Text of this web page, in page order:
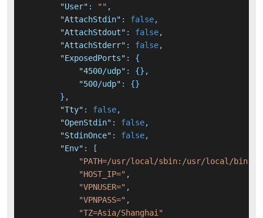
"User" : "" ,
"AttachStdin" : false,
"AttachStdout" : false,
"AttachStderr" : false,
"ExposedPorts" :
{
"4500/udp" : {} ,
"500/udp" : {}
} ,
"Tty" : false,
"OpenStdin" : false,
"StdinOnce" : false,
"Env" :
[
"PATH=/usr/local/sbin:/usr/local/
"HOST_IP=" ,
"VPNUSER=" ,
"VPNPASS=" ,
"TZ=Asia/Shanghai"